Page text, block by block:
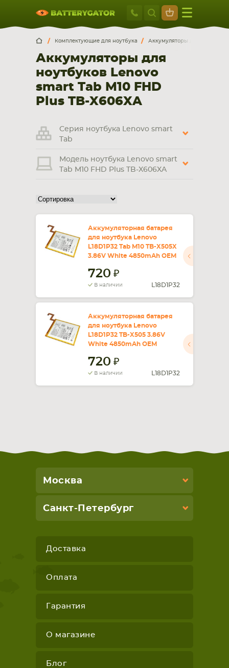
Москва
+7 495 414
Москва Санкт-Петербург
г. Москва, ул. Ткацкая, 5с3 (м. Семеновская)
5 мин. ходьбы от ст.м. “Семеновская”
+7 495 414 28 59
Обратный звонок
Пн-Вс:
смартфона, планшета
НОУТБУКА ПЛАНШЕТА
СМАРТФОНА КОМПЛЕКТУЮЩИЕ
Комплектующие для ноутбука Аккумуляторы для ноутбуков
Аккумуляторы для
ноутбуков Lenovo
smart Tab M10 FHD
Plus TB-X606XA
Серия ноутбука Lenovo smart
Tab
Модель ноутбука Lenovo smart
Tab M10 FHD Plus TB-X606XA
Аккумуляторная батарея
для ноутбука Lenovo
L18D1P32 Tab M10 TB-X505X
3.86V White 4850mAh OEM
720
В наличии L18D1P32
Аккумуляторная батарея
для ноутбука Lenovo
L18D1P32 TB-X505 3.86V
White 4850mAh OEM
720
В наличии L18D1P32
Москва
Санкт-Петербург
Доставка
Оплата
Гарантия
О магазине
Блог